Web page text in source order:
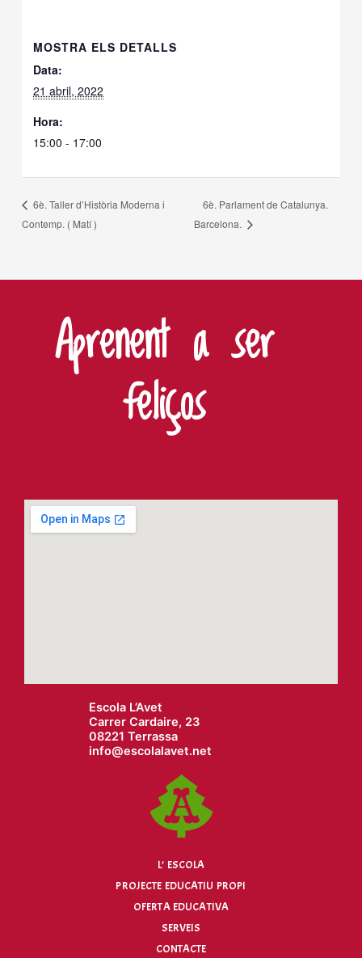
MOSTRA ELS DETALLS
Data:
21 abril, 2022
Hora:
15:00 - 17:00
6è. Taller d’Història Moderna i
Contemp. ( Matí )
6è. Parlament de Catalunya.
Barcelona.
Aprenent a ser
feliços
Escola L’Avet
Carrer Cardaire, 23
08221 Terrassa
info@escolalavet.net
L’ ESCOLA
PROJECTE EDUCATIU PROPI
OFERTA EDUCATIVA
SERVEIS
CONTACTE